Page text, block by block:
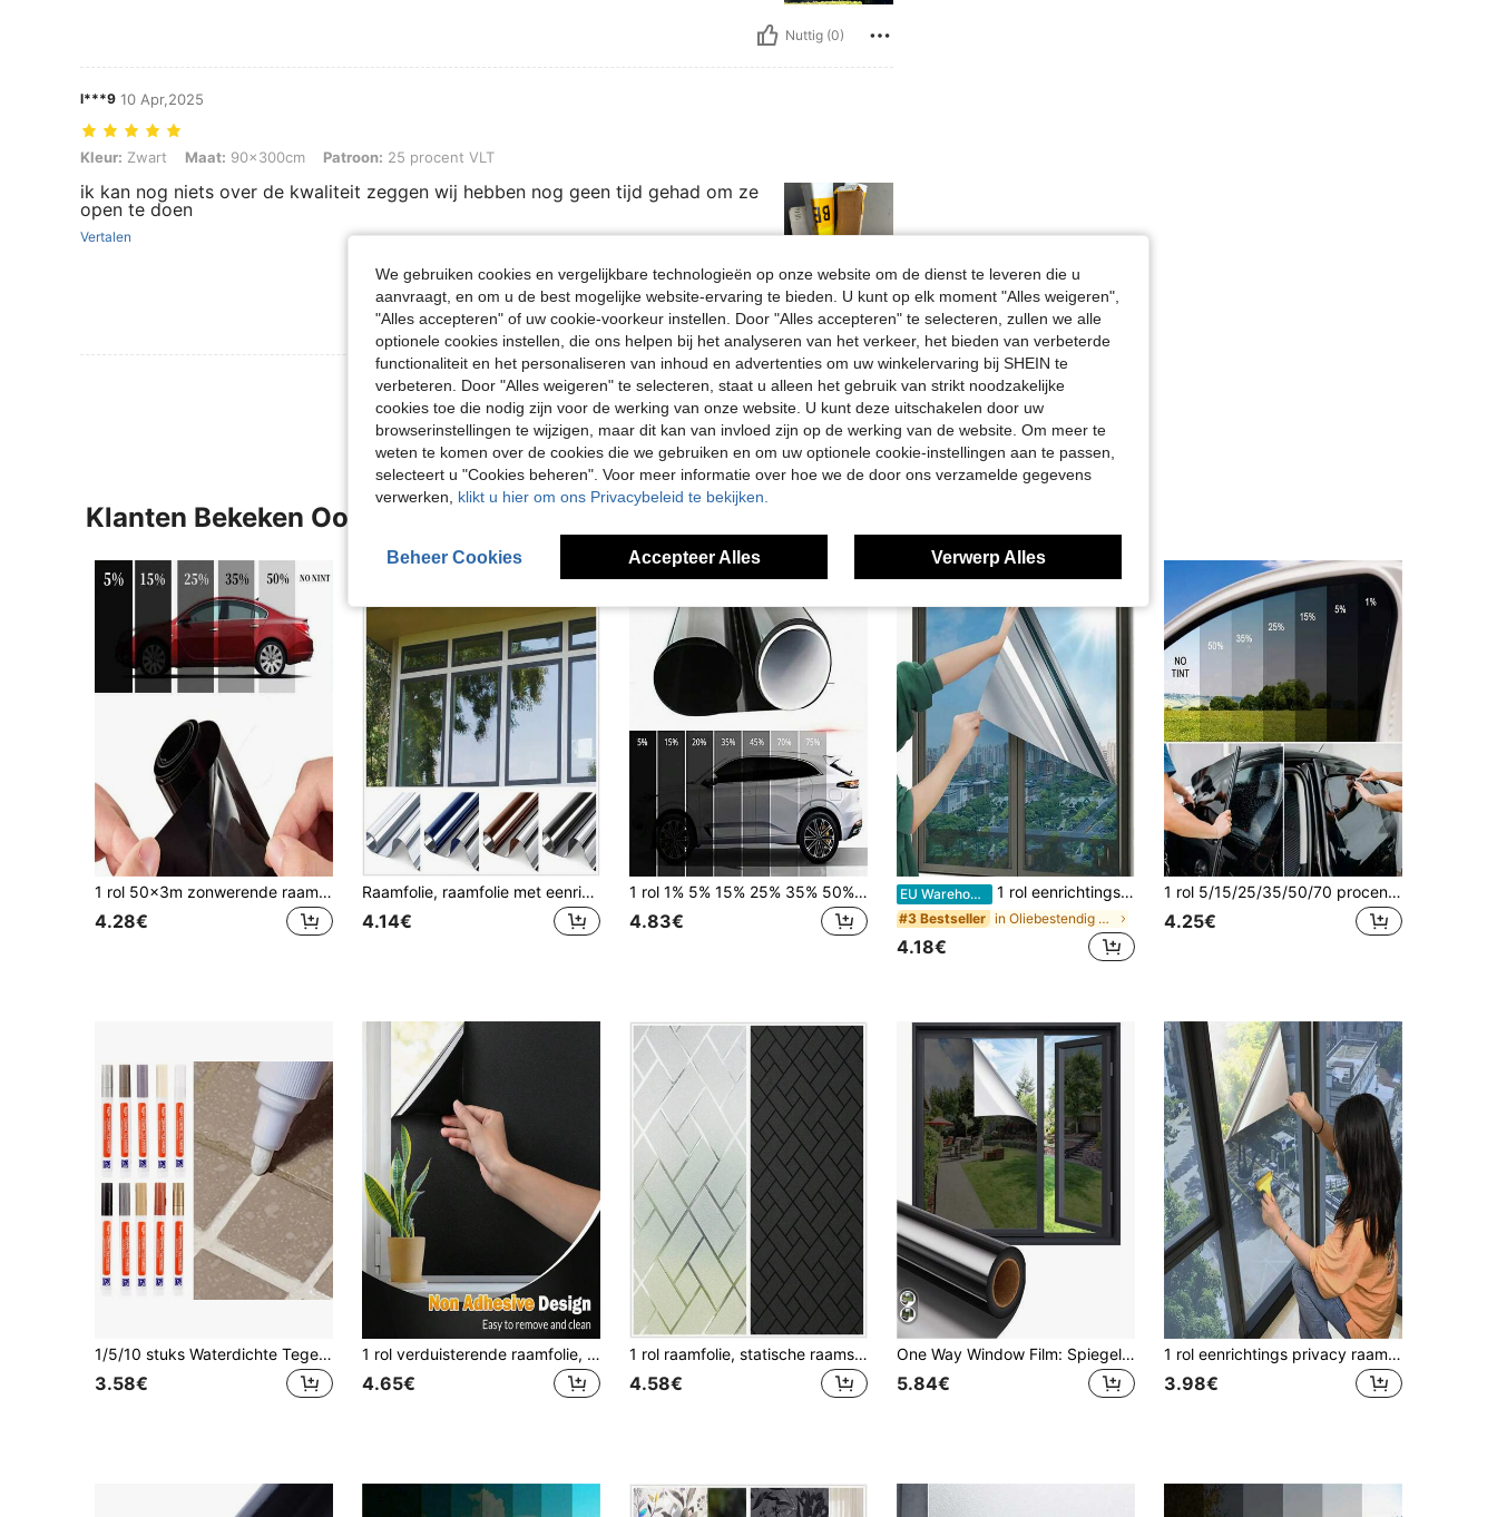
Nuttig (0)
l***9 10 Apr,2025
Kleur: Zwart, Maat: 90x300cm, Patroon: 25 procent VLT
Kleur: Zwart Maat: 90x300cm Patroon: 25 procent VLT
ik kan nog niets over de kwaliteit zeggen wij hebben nog geen tijd gehad om ze
open te doen
Vertalen
Nuttig (0)
Meer Beoordelingen Bekijken
4.80
Klanten Bekeken Ook
1 rol 50x3m zonwerende raamfolie, UV-bescherming, hitte- en UV-blokkerende glassticker, krasbestendig VLT 1%-50% autofolies, stickers, muurstickers, vinyl stickers voor huisdecoraties, lentedecoratie-artikelen, verfris uw huis, festivaldecoratiestickers, cadeaus, verjaardagen, afstuderen
4.28€
Raamfolie, raamfolie met eenrichtingsspiegel, privacy overdag en 's nachts, zonwerende reflecterende decoratieve glasfolie, warmteregulerend anti-UV, stickers, muurstickers, vinyl stickers voor huisdecoraties, lentedecoratie-artikelen, verfris uw huis, Rama decoratiestickers, cadeaus, verjaardag, afstuderen, keukenaccessoires, keuken, badkameraccessoires, kamerdecoratie, badkamerdecoratie, huisdecoratie
4.14€
1 rol 1% 5% 15% 25% 35% 50% 70% VLT raamfolie voor auto's Raam privacyfolie Hittewerende UV-werende krasbestendige verduisterende auto Auto voorruit Zonneschermfolie Stickers Sticker Gepersonaliseerde stickers
4.83€
EU Warehouse 1 rol eenrichtingsraamfolie, spiegelend getint glas voor thuis en kantoor, reflecterende warmtebeheersing anti-UV glasdeursticker, muursticker, vinylsticker, Rama-decoratiestickers, keuken- en badkameraccessoires, kamerdecoratie, huisdecoratie, esthetisch huis
#3 Bestseller in Oliebestendig Raam Films
4.18€
1 rol 5/15/25/35/50/70 procent VLT raamfolie glassticker zonweringfolie voor auto UV-beschermer folies stickerfolie kamerdecoratie muurdecoratie muursticker stickers gepersonaliseerde stickers
4.25€
1/5/10 stuks Waterdichte Tegelvoegstift, Witte Tegelreparatiestift met Schimmelwerende Vuller, Gebruiksvriendelijke Gelvoegstift voor Badkamer- en Keukentegels, Vloertegelscheuren, Stickers, Muurstickers, Vinylstickers, Woondecoratie, Lentedecoraties om je huis op te frissen, Rama Decoratieve Stickers, Keukenaccessoires, Badkameraccessoires, Kamerdecoratie, Badkamerdecoratie, Woondecoratie
3.58€
1 rol verduisterende raamfolie, zonwerende raambescherming voor glas, verwijderbare ondoorzichtige verduisterende raambekleding, donkere verduisterende raambekleding, tinten voor overdag, slaapverlichting, stickers, muurstickers, vinyl stickers voor huisdecoratie, lentedecoratie-artikelen, verfris uw huis, Rama decoratiestickers
4.65€
1 rol raamfolie, statische raamsticker van matglas, vinylbekleding voor thuis, kantoor, badkamerdecoratie, stickers, muursticker, vinylsticker voor huisdecoratie, lentedecoratie-artikelen verfrissen uw huis, Rama decoratiestickers
4.58€
One Way Window Film: Spiegelende raamfolie Privacy Warmteregulerend UV-werende raamfolie Beveiligingsraamfolie Zonwerend voor thuis, kantoor (zwart-zilver), stickers, muurstickers, vinyl stickers voor huisdecoraties, lentedecoratie-artikelen Verfris uw huis, Rama decoratiestickers Cadeaus Verjaardag Afstuderen
5.84€
1 rol eenrichtings privacy raamfolie, daglicht spiegelreflecterende warmtecontrole UV zonblokkerende vinyl zelfklevende raamfolie voor thuis en kantoor
3.98€
We gebruiken cookies en vergelijkbare technologieën op onze website om de dienst te leveren die u
aanvraagt, en om u de best mogelijke website-ervaring te bieden. U kunt op elk moment "Alles weigeren",
"Alles accepteren" of uw cookie-voorkeur instellen. Door "Alles accepteren" te selecteren, zullen we alle
optionele cookies instellen, die ons helpen bij het analyseren van het verkeer, het bieden van verbeterde
functionaliteit en het personaliseren van inhoud en advertenties om uw winkelervaring bij SHEIN te
verbeteren. Door "Alles weigeren" te selecteren, staat u alleen het gebruik van strikt noodzakelijke
cookies toe die nodig zijn voor de werking van onze website. U kunt deze uitschakelen door uw
browserinstellingen te wijzigen, maar dit kan van invloed zijn op de werking van de website. Om meer te
weten te komen over de cookies die we gebruiken en om uw optionele cookie-instellingen aan te passen,
selecteert u "Cookies beheren". Voor meer informatie over hoe we de door ons verzamelde gegevens
verwerken, klikt u hier om ons Privacybeleid te bekijken.
Beheer Cookies Accepteer Alles Verwerp Alles